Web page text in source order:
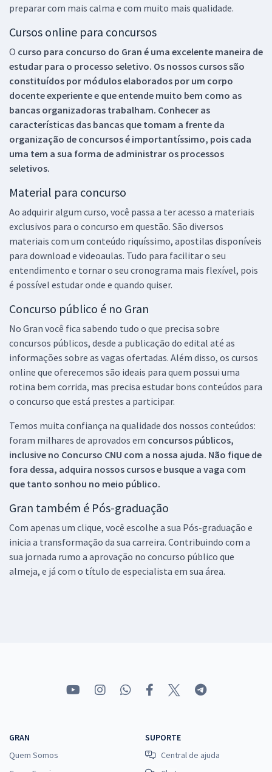
preparar com mais calma e com muito mais qualidade.
Cursos online para concursos
O curso para concurso do Gran é uma excelente maneira de
estudar para o processo seletivo. Os nossos cursos são
constituídos por módulos elaborados por um corpo
docente experiente e que entende muito bem como as
bancas organizadoras trabalham. Conhecer as
características das bancas que tomam a frente da
organização de concursos é importantíssimo, pois cada
uma tem a sua forma de administrar os processos
seletivos.
Material para concurso
Ao adquirir algum curso, você passa a ter acesso a materiais
exclusivos para o concurso em questão. São diversos
materiais com um conteúdo riquíssimo, apostilas disponíveis
para download e videoaulas. Tudo para facilitar o seu
entendimento e tornar o seu cronograma mais flexível, pois
é possível estudar onde e quando quiser.
Concurso público é no Gran
No Gran você fica sabendo tudo o que precisa sobre
concursos públicos, desde a publicação do edital até as
informações sobre as vagas ofertadas. Além disso, os cursos
online que oferecemos são ideais para quem possui uma
rotina bem corrida, mas precisa estudar bons conteúdos para
o concurso que está prestes a participar.
Temos muita confiança na qualidade dos nossos conteúdos:
foram milhares de aprovados em concursos públicos,
inclusive no Concurso CNU com a nossa ajuda. Não fique de
fora dessa, adquira nossos cursos e busque a vaga com
que tanto sonhou no meio público.
Gran também é Pós-graduação
Com apenas um clique, você escolhe a sua Pós-graduação e
inicia a transformação da sua carreira. Contribuindo com a
sua jornada rumo a aprovação no concurso público que
almeja, e já com o título de especialista em sua área.
GRAN
Quem Somos
SUPORTE
Central de ajuda